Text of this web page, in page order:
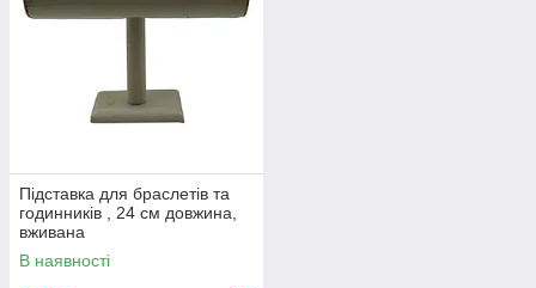
Підставка для браслетів та
годинників , 24 см довжина,
вживана
В наявності